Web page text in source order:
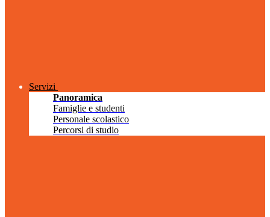
Servizi
Panoramica
Famiglie e studenti
Personale scolastico
Percorsi di studio